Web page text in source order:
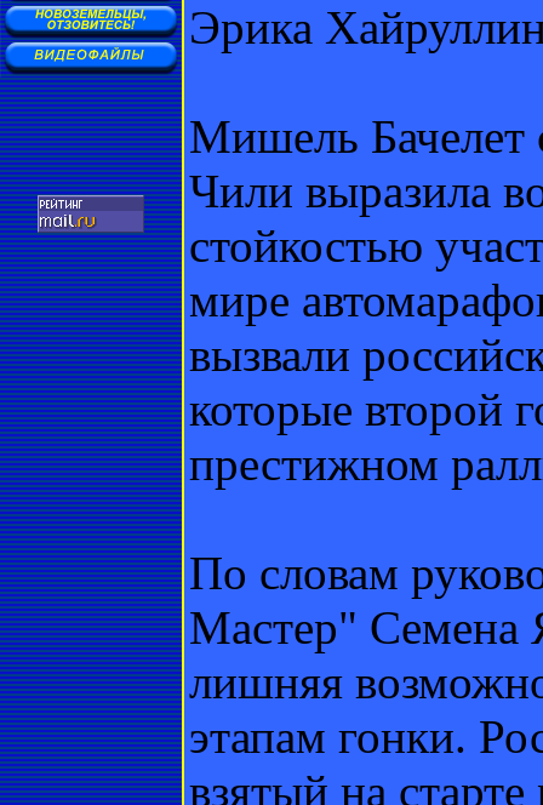
Эрика
Мишель Бачелет
Чили выразила
стойкостью
мире
вызвали
которые второй
престижном
По словам
Мастер" Семена
лишняя
этапам гонки.
взятый на